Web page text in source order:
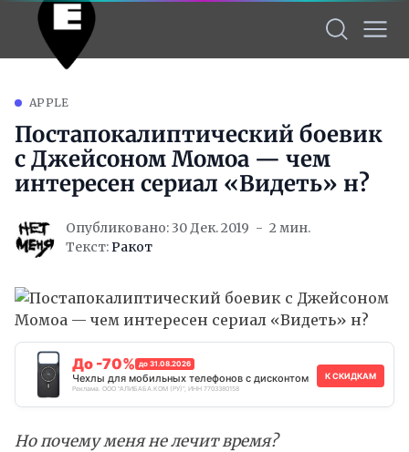
APPLE
Постапокалиптический боевик
с Джейсоном Момоа — чем
интересен сериал «Видеть» н?
Опубликовано: 30 Дек. 2019
2 мин.
Текст:Ракот
До -70% до 31.08.2026
Чехлы для мобильных телефонов с дисконтом
Реклама. ООО "АЛИБАБА.КОМ (РУ)", ИНН 7703380158
К СКИДКАМ
Но почему меня не лечит время?